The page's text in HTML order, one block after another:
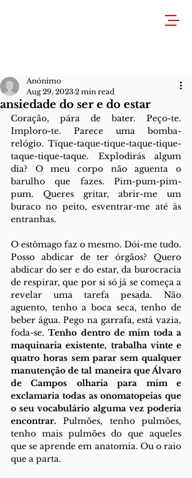
ansiedade do ser e do estar
Anónimo
Aug 29, 2023 2 min read
Coração, pára de bater. Peço-te.
Imploro-te. Parece uma bomba-
relógio. Tique-taque-tique-taque-tique-
taque-tique-taque. Explodirás algum
dia? O meu corpo não aguenta o
barulho que fazes. Pim-pum-pim-
pum. Queres gritar, abrir-me um
buraco no peito, esventrar-me até às
entranhas.
O estômago faz o mesmo. Dói-me tudo.
Posso abdicar de ter órgãos? Quero
abdicar do ser e do estar, da burocracia
de respirar, que por si só já se começa a
revelar uma tarefa pesada. Não
aguento, tenho a boca seca, tenho de
beber água. Pego na garrafa, está vazia,
foda-se. Tenho dentro de mim toda a
maquinaria existente, trabalha vinte e
quatro horas sem parar sem qualquer
manutenção de tal maneira que Álvaro
de Campos olharia para mim e
exclamaria todas as onomatopeias que
o seu vocabulário alguma vez poderia
encontrar. Pulmões, tenho pulmões,
tenho mais pulmões do que aqueles
que se aprende em anatomia. Ou o raio
que a parta.